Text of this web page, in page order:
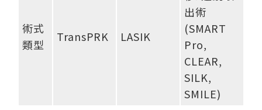
術式
類型
TransPRK LASIK
出術
(SMART
Pro,
CLEAR,
SILK,
SMILE)